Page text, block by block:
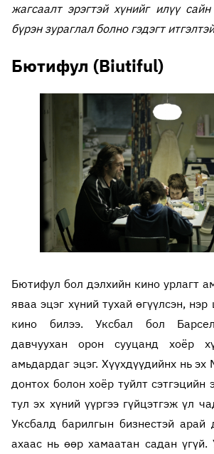
жагсаалт эрэгтэй хүнийг илүү
бүрэн зураглал болно гэдэгт
Бютифул (Biutiful)
Бютифул бол дэлхийн кино урлагт
яваа эцэг хүний тухай өгүүлсэн,
кино билээ. Уксбал бол
давчуухан орон сууцанд хоёр
амьдардаг эцэг. Хүүхдүүдийнх нь
донтох болон хоёр туйлт сэтгэцийн
тул эх хүний үүргээ гүйцэтгэж үл
Уксбалд барилгын бизнестэй арай
ахаас нь өөр хамаатан садан үгүй.